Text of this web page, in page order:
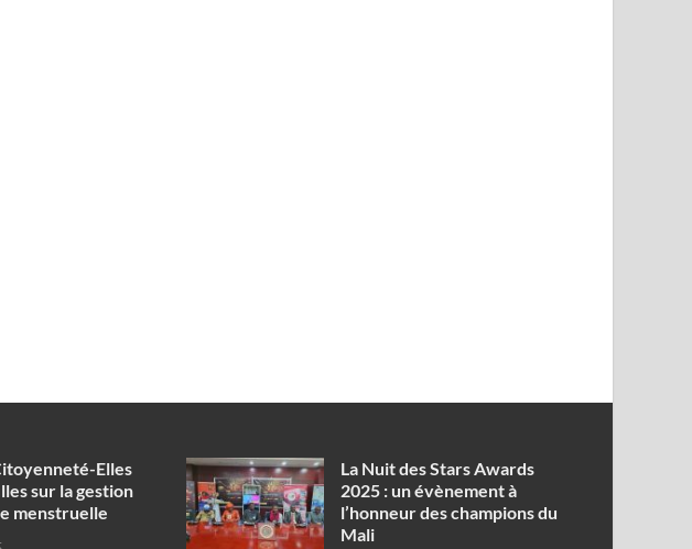
Elles
sur la gestion
menstruelle
‎La Nuit des Stars Awards
2025 : un évènement à
l’honneur des champions du
Mali